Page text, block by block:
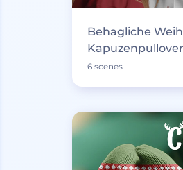
Behagliche
6 scenes